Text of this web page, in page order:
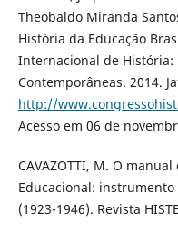
Theobaldo Miranda
História da Educação
Internacional de História:
Contemporâneas. 2014.
http://
Acesso em 06 de
CAVAZOTTI, M. O
Educacional:
(1923-1946). Revista